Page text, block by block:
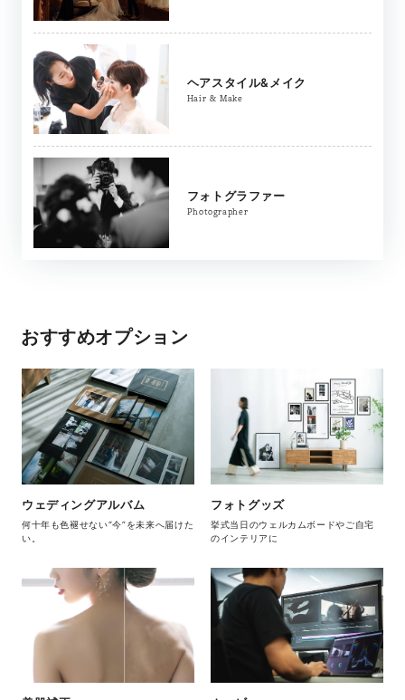
ヘアスタイル&メイク
Hair & Make
フォトグラファー
Photographer
おすすめオプション
ウェディングアルバム
何十年も色褪せない“今”を未来へ届けた
い。
フォトグッズ
挙式当日のウェルカムボードやご自宅
のインテリアに